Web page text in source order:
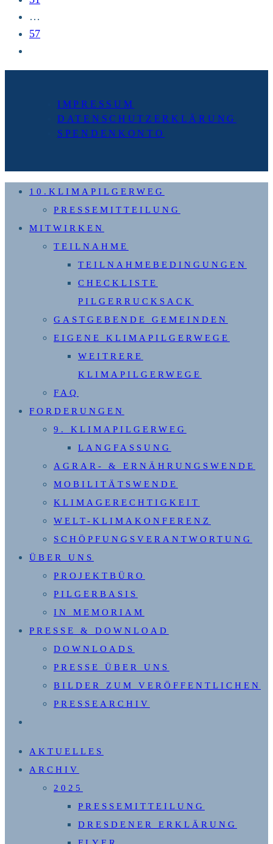
…
57
nächsten
IMPRESSUM
DATENSCHUTZERKLÄRUNG
SPENDENKONTO
10.KLIMAPILGERWEG
PRESSEMITTEILUNG
MITWIRKEN
TEILNAHME
TEILNAHMEBEDINGUNGEN
CHECKLISTE
PILGERRUCKSACK
GASTGEBENDE GEMEINDEN
EIGENE KLIMAPILGERWEGE
WEITRERE
KLIMAPILGERWEGE
FAQ
FORDERUNGEN
9. KLIMAPILGERWEG
LANGFASSUNG
AGRAR- & ERNÄHRUNGSWENDE
MOBILITÄTSWENDE
KLIMAGERECHTIGKEIT
WELT-KLIMAKONFERENZ
SCHÖPFUNGSVERANTWORTUNG
ÜBER UNS
PROJEKTBÜRO
PILGERBASIS
IN MEMORIAM
PRESSE & DOWNLOAD
DOWNLOADS
PRESSE ÜBER UNS
BILDER ZUM VERÖFFENTLICHEN
PRESSEARCHIV
UMSCHALTEN
AKTUELLES
ARCHIV
2025
PRESSEMITTEILUNG
DRESDENER ERKLÄRUNG